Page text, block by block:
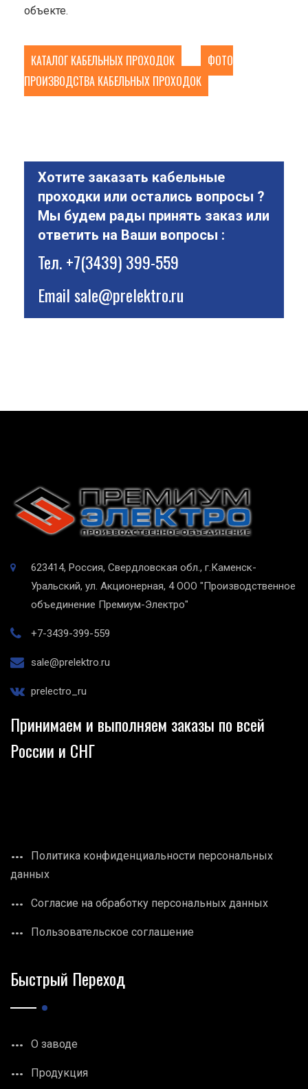
объекте.
КАТАЛОГ КАБЕЛЬНЫХ ПРОХОДОК
ФОТО
ПРОИЗВОДСТВА КАБЕЛЬНЫХ ПРОХОДОК
Хотите заказать кабельные
проходки или остались вопросы ?
Мы будем рады принять заказ или
ответить на Ваши вопросы :
Тел.+7(3439) 399-559
Emailsale@prelektro.ru
623414, Россия, Свердловская обл., г.Каменск-
Уральский, ул. Акционерная, 4 ООО "Производственное
объединение Премиум-Электро"
+7-3439-399-559
sale@prelektro.ru
prelectro_ru
Принимаем и выполняем заказы по всей
России и СНГ
Политика конфиденциальности персональных
данных
Согласие на обработку персональных данных
Пользовательское соглашение
Быстрый Переход
О заводе
Продукция